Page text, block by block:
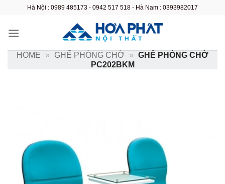
nội
Hà Nội : 0989 485173 - 0942 517 518 - Hà Nam : 0393982017
HOME » GHẾ PHÒNG CHỜ » GHẾ PHÒNG CHỜ
PC202BKM